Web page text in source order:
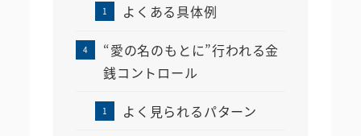
よくある具体例
“愛の名のもとに”行われる金
銭コントロール
よく見られるパターン